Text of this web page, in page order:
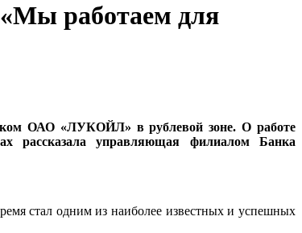
работаем для
ОАО «ЛУКОЙЛ» в рублевой зоне. О работе
рассказала управляющая филиалом Банка
стал одним из наиболее известных и успешных